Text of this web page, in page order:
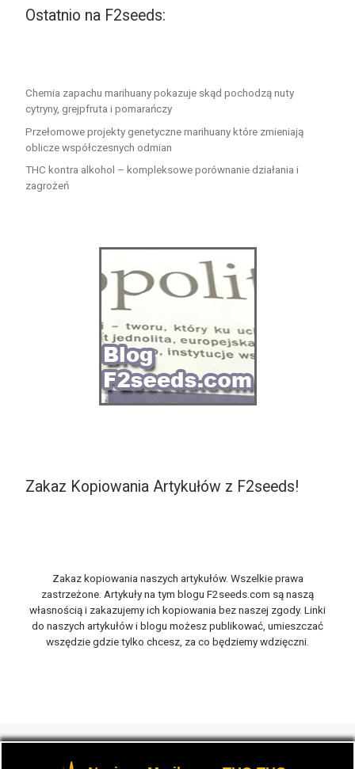
Ostatnio na F2seeds:
Chemia zapachu marihuany pokazuje skąd pochodzą nuty
cytryny, grejpfruta i pomarańczy
Przełomowe projekty genetyczne marihuany które zmieniają
oblicze współczesnych odmian
THC kontra alkohol – kompleksowe porównanie działania i
zagrożeń
Zakaz Kopiowania Artykułów z F2seeds!
Zakaz kopiowania naszych artykułów. Wszelkie prawa
zastrzeżone. Artykuły na tym blogu F2seeds.com są naszą
własnością i zakazujemy ich kopiowania bez naszej zgody. Linki
do naszych artykułów i blogu możesz publikować, umieszczać
wszędzie gdzie tylko chcesz, za co będziemy wdzięczni.
Opowiemy Ci na naszym blogu F2seeds o marihuanie i